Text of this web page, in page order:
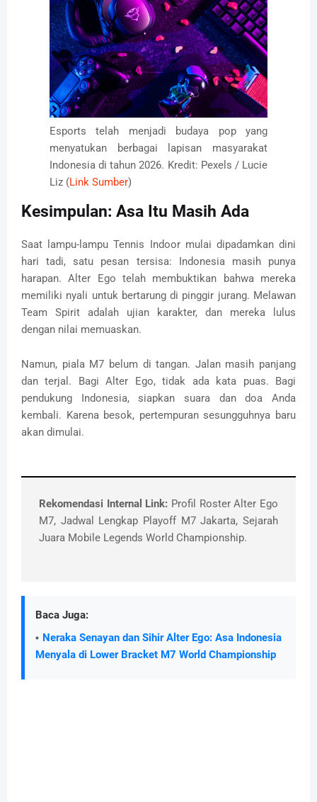
Esports telah menjadi budaya pop yang
menyatukan berbagai lapisan masyarakat
Indonesia di tahun 2026. Kredit: Pexels / Lucie
Liz (Link Sumber)
Kesimpulan: Asa Itu Masih Ada
Saat lampu-lampu Tennis Indoor mulai dipadamkan dini
hari tadi, satu pesan tersisa: Indonesia masih punya
harapan. Alter Ego telah membuktikan bahwa mereka
memiliki nyali untuk bertarung di pinggir jurang. Melawan
Team Spirit adalah ujian karakter, dan mereka lulus
dengan nilai memuaskan.
Namun, piala M7 belum di tangan. Jalan masih panjang
dan terjal. Bagi Alter Ego, tidak ada kata puas. Bagi
pendukung Indonesia, siapkan suara dan doa Anda
kembali. Karena besok, pertempuran sesungguhnya baru
akan dimulai.
Rekomendasi Internal Link: Profil Roster Alter Ego
M7, Jadwal Lengkap Playoff M7 Jakarta, Sejarah
Juara Mobile Legends World Championship.
Baca Juga:
Neraka Senayan dan Sihir Alter Ego: Asa Indonesia
Menyala di Lower Bracket M7 World Championship